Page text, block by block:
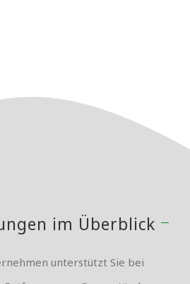
im Überblick
unterstützt Sie bei